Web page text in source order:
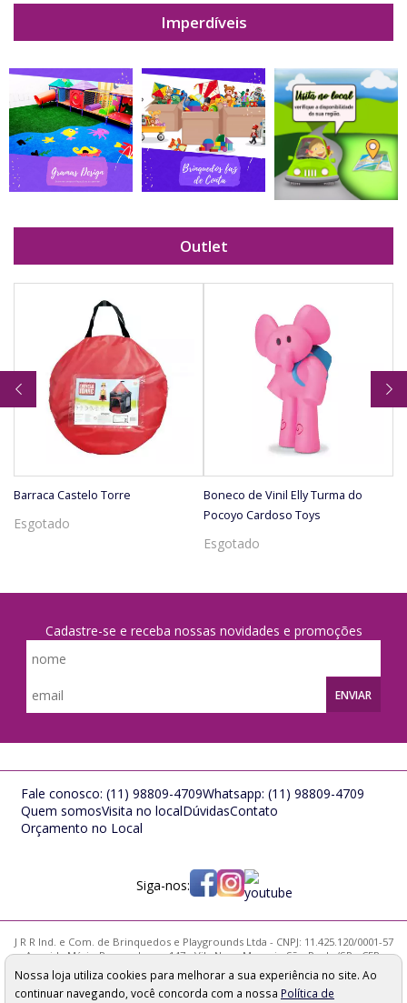
Imperdíveis
Outlet
Barraca Castelo Torre
Esgotado
Boneco de Vinil Elly Turma do
Pocoyo Cardoso Toys
Esgotado
Cadastre-se e receba nossas novidades e promoções
ENVIAR
Fale conosco: (11) 98809-4709Whatsapp: (11) 98809-4709
Quem somosVisita no localDúvidasContato
Orçamento no Local
Siga-nos:
J R R Ind. e Com. de Brinquedos e Playgrounds Ltda - CNPJ: 11.425.120/0001-57
Avenida Mário Pernambuco, 147 - Vila Nova Mazzei - São Paulo/SP - CEP:
02314-000
Os preços, quantidade em estoque e condições de pagamento
apresentados neste site não valem necessariamente para nossa loja física e
Nossa loja utiliza cookies para melhorar a sua experiência no site. Ao
continuar navegando, você concorda com a nossa Política de